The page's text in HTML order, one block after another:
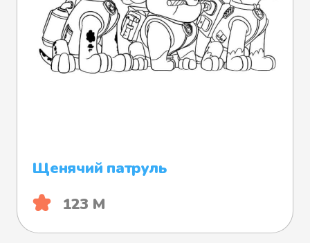
Щенячий патруль
123 М